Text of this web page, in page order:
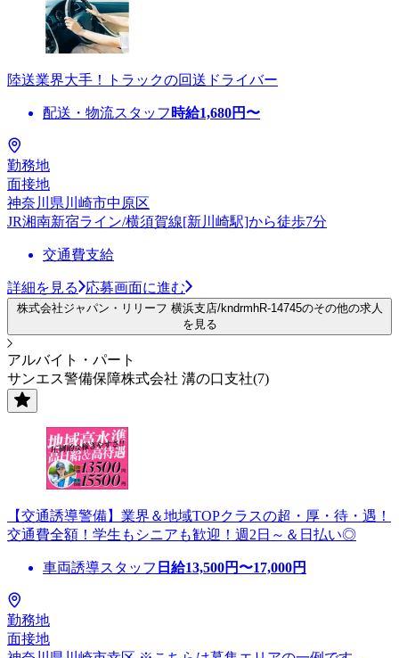
陸送業界大手！トラックの回送ドライバー
配送・物流スタッフ 時給1,680円〜
勤務地
面接地
神奈川県川崎市中原区
JR湘南新宿ライン/横須賀線[新川崎駅]から徒歩7分
交通費支給
詳細を見る 応募画面に進む
株式会社ジャパン・リリーフ 横浜支店/kndrmhR-14745のその他の求人
を見る
アルバイト・パート
サンエス警備保障株式会社 溝の口支社(7)
【交通誘導警備】業界＆地域TOPクラスの超・厚・待・遇！
交通費全額！学生もシニアも歓迎！週2日～＆日払い◎
車両誘導スタッフ 日給13,500円〜17,000円
勤務地
面接地